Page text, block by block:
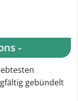
-
gebündelt